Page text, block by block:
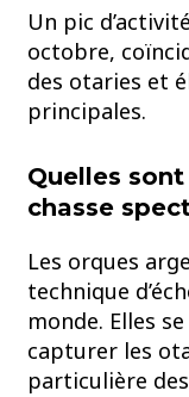
Un pic
octobre,
des otaries et
principales.
Quelles
chasse
Les orques
technique
monde. Elles
capturer les
particulière